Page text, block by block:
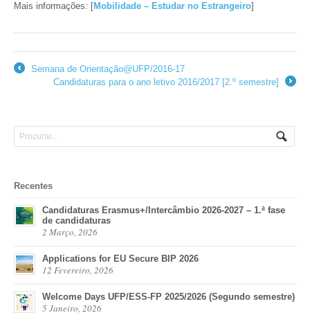
Mais informações: [Mobilidade – Estudar no Estrangeiro]
Semana de Orientação@UFP/2016-17
Candidaturas para o ano letivo 2016/2017 [2.º semestre]
Recentes
Candidaturas Erasmus+/Intercâmbio 2026-2027 – 1.ª fase
de candidaturas
2 Março, 2026
Applications for EU Secure BIP 2026
12 Fevereiro, 2026
Welcome Days UFP/ESS-FP 2025/2026 (Segundo semestre)
5 Janeiro, 2026